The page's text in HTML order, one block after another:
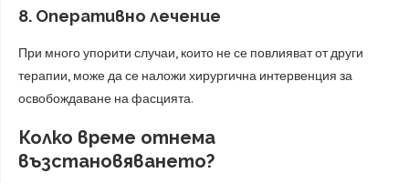
8. Оперативно лечение
При много упорити случаи, които не се повлияват от други
терапии, може да се наложи хирургична интервенция за
освобождаване на фасцията.
Колко време отнема
възстановяването?